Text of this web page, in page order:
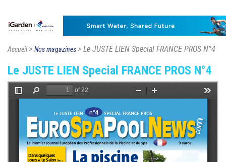
Accueil> Nos magazines> Le JUSTE LIEN Special FRANCE PROS N°4
Le JUSTE LIEN Special FRANCE PROS N°4